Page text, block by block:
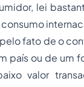
lei
fato de o
país ou de um
valor